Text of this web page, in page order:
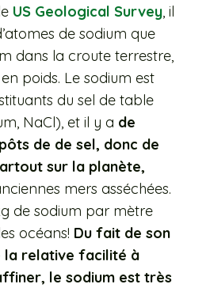
US Geological Survey, il
de sodium que
dans la croute terrestre,
poids. Le sodium est
du sel de table
NaCl), et il y a de
de de sel, donc de
sur la planète,
mers asséchées.
de sodium par mètre
océans! Du fait de son
la relative facilité à
le sodium est très